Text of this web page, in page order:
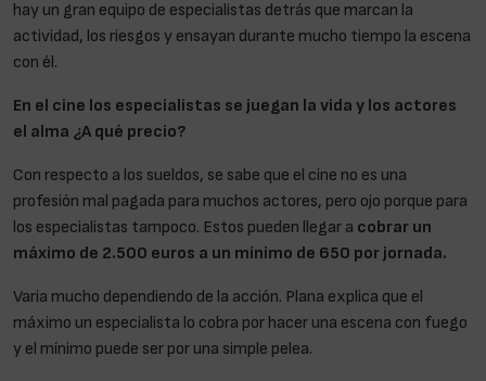
hay un gran equipo de especialistas detrás que marcan la
actividad, los riesgos y ensayan durante mucho tiempo la escena
con él.
En el cine los especialistas se juegan la vida y los actores
el alma ¿A qué precio?
Con respecto a los sueldos, se sabe que el cine no es una
profesión mal pagada para muchos actores, pero ojo porque para
los especialistas tampoco. Estos pueden llegar a cobrar un
máximo de 2.500 euros a un mínimo de 650 por jornada.
Varia mucho dependiendo de la acción. Plana explica que el
máximo un especialista lo cobra por hacer una escena con fuego
y el mínimo puede ser por una simple pelea.